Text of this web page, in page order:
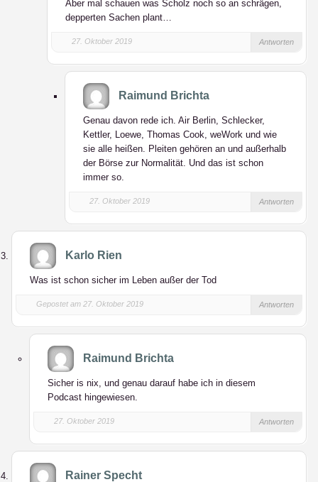
Aber mal schauen was Scholz noch so an schrägen,
depperten Sachen plant…
27. Oktober 2019 Antworten
Raimund Brichta
Genau davon rede ich. Air Berlin, Schlecker,
Kettler, Loewe, Thomas Cook, weWork und wie
sie alle heißen. Pleiten gehören an und außerhalb
der Börse zur Normalität. Und das ist schon
immer so.
27. Oktober 2019 Antworten
Karlo Rien
Was ist schon sicher im Leben außer der Tod
Gepostet am 27. Oktober 2019 Antworten
Raimund Brichta
Sicher is nix, und genau darauf habe ich in diesem
Podcast hingewiesen.
27. Oktober 2019 Antworten
Rainer Specht